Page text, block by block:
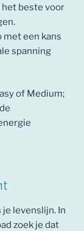
het beste voor
met een kans
spanning
of Medium;
levenslijn. In
zoek je dat